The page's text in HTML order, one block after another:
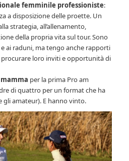
femminile professioniste:
a disposizione delle proette. Un
strategia, all’allenamento,
della propria vita sul tour. Sono
ai raduni, ma tengo anche rapporti
loro inviti e opportunità di
per la prima Pro am
di quattro per un format che ha
gli amateur). E hanno vinto.